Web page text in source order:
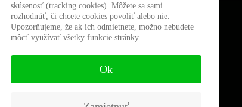
skúsenosť (tracking cookies). Môžete sa sami
rozhodnúť, či chcete cookies povoliť alebo nie.
Upozorňujeme, že ak ich odmietnete, možno nebudete
môcť využívať všetky funkcie stránky.
Ok